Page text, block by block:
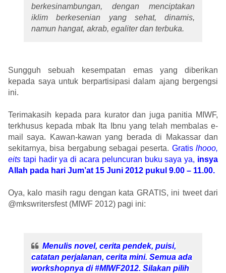
berkesinambungan, dengan menciptakan
iklim berkesenian yang sehat, dinamis,
namun hangat, akrab, egaliter dan terbuka.
Sungguh sebuah kesempatan emas yang diberikan
kepada saya untuk berpartisipasi dalam ajang bergengsi
ini.
Terimakasih kepada para kurator dan juga panitia MIWF,
terkhusus kepada mbak Ita Ibnu yang telah membalas e-
mail saya. Kawan-kawan yang berada di Makassar dan
sekitarnya, bisa bergabung sebagai peserta. Gratislhooo,
eits tapi hadir ya di acara peluncuran buku saya ya, insya
Allah pada hari Jum’at 15 Juni 2012 pukul 9.00 – 11.00.
Oya, kalo masih ragu dengan kata GRATIS, ini tweet dari
@mkswritersfest (MIWF 2012) pagi ini:
Menulis novel, cerita pendek, puisi,
catatan perjalanan, cerita mini. Semua ada
workshopnya di #MIWF2012. Silakan pilih